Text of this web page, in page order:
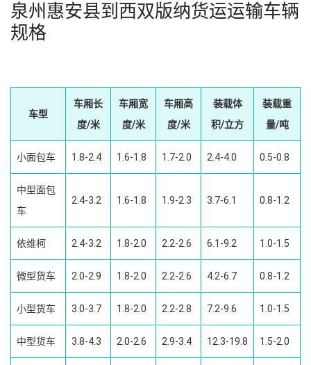
泉州惠安县到西双版纳货运运输车辆
规格
车型
车厢长
度/米
车厢宽
度/米
车厢高
度/米
装载体
积/立方
装载重
量/吨
小面包车 1.8-2.4 1.6-1.8 1.7-2.0 2.4-4.0 0.5-0.8
中型面包
车
2.4-3.2 1.6-1.8 1.9-2.3 3.7-6.1 0.8-1.2
依维柯 2.4-3.2 1.8-2.0 2.2-2.6 6.1-9.2 1.0-1.5
微型货车 2.0-2.9 1.8-2.0 2.2-2.6 4.2-6.7 0.8-1.2
小型货车 3.0-3.7 1.8-2.0 2.2-2.8 7.2-9.6 1.0-1.5
中型货车 3.8-4.3 2.0-2.6 2.9-3.4 12.3-19.8 1.5-2.0